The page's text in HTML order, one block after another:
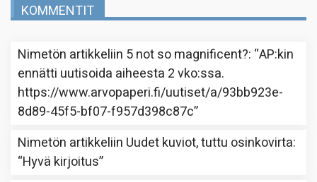
KOMMENTIT
Nimetön artikkeliin 5 not so magnificent?: “AP:kin
ennätti uutisoida aiheesta 2 vko:ssa.
https://www.arvopaperi.fi/uutiset/a/93bb923e-
8d89-45f5-bf07-f957d398c87c”
Nimetön artikkeliin Uudet kuviot, tuttu osinkovirta:
“Hyvä kirjoitus”